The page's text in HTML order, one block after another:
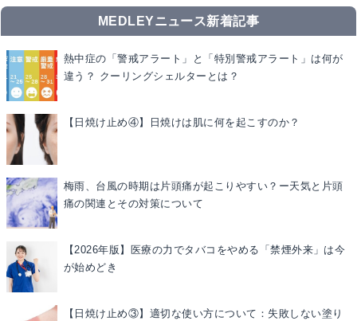
MEDLEYニュース新着記事
熱中症の「警戒アラート」と「特別警戒アラート」は何が
違う？ クーリングシェルターとは？
【日焼け止め④】日焼けは肌に何を起こすのか？
梅雨、台風の時期は片頭痛が起こりやすい？ー天気と片頭
痛の関連とその対策について
【2026年版】医療の力でタバコをやめる「禁煙外来」は今
が始めどき
【日焼け止め③】適切な使い方について：失敗しない塗り